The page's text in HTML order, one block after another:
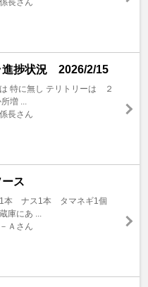
長さん
進捗状況 2026/2/15
特に無し テリトリーは ２
増 ...
長さん
ース
1本 ナス1本 タマネギ1個
庫にあ ...
Ａさん